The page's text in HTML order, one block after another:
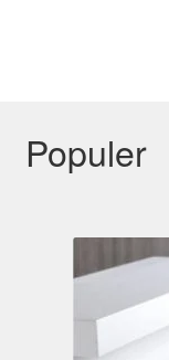
Populer